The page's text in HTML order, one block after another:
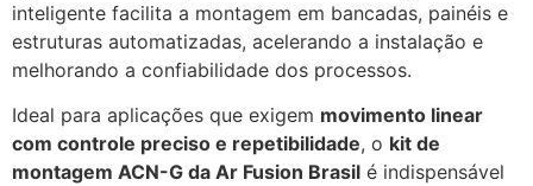
inteligente facilita a montagem em bancadas, painéis e
estruturas automatizadas, acelerando a instalação e
melhorando a confiabilidade dos processos.
Ideal para aplicações que exigem movimento linear
com controle preciso e repetibilidade, o kit de
montagem ACN-G da Ar Fusion Brasil é indispensável